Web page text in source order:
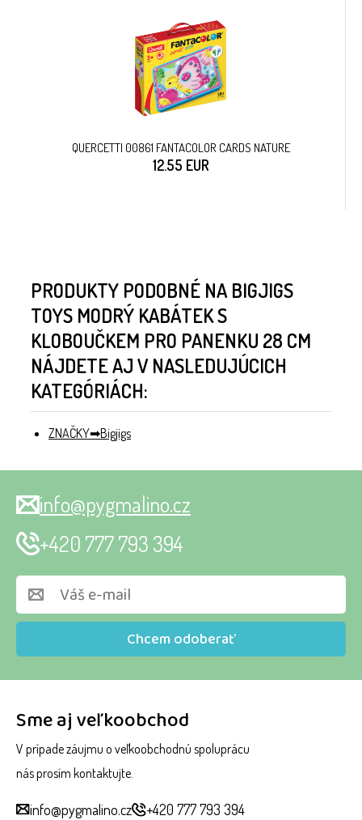
QUERCETTI 00861 FANTACOLOR CARDS NATURE
12.55 EUR
PRODUKTY PODOBNÉ NA BIGJIGS
TOYS MODRÝ KABÁTEK S
KLOBOUČKEM PRO PANENKU 28 CM
NÁJDETE AJ V NASLEDUJÚCICH
KATEGÓRIÁCH:
ZNAČKY Bigjigs
Sme aj veľkoobchod
V prípade záujmu o veľkoobchodnú spoluprácu
nás prosím kontaktujte.
info@pygmalino.cz +420 777 793 394
Chcem odoberať
info@pygmalino.cz
+420 777 793 394